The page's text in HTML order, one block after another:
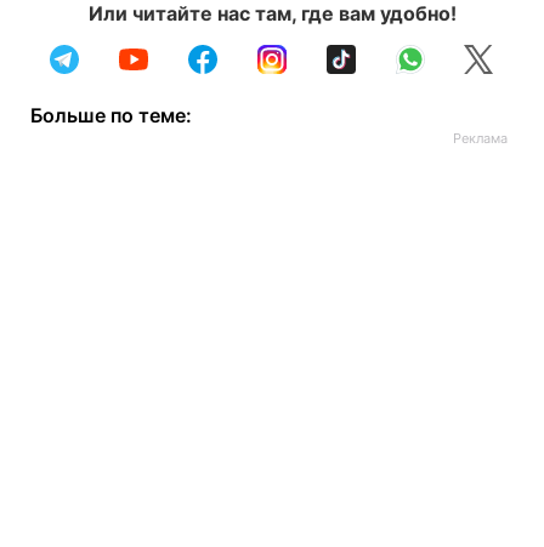
Или читайте нас там, где вам удобно!
Больше по теме: